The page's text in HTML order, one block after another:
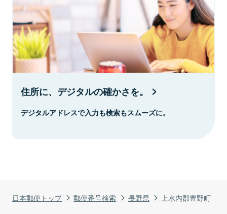
日本郵便トップ 郵便番号検索 長野県 上水内郡豊野町
住所に、デジタルの確かさを。
デジタルアドレスで入力も検索もスムーズに。